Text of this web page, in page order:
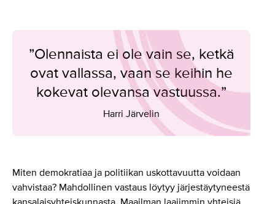
”Olennaista ei ole vain se, ketkä
ovat vallassa, vaan se keihin he
kokevat olevansa vastuussa.”
Harri Järvelin
Miten demokratiaa ja politiikan uskottavuutta voidaan
vahvistaa? Mahdollinen vastaus löytyy järjestäytyneestä